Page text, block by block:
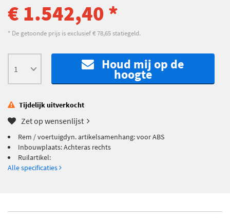
€ 1.542,40 *
* De getoonde prijs is exclusief € 78,65 statiegeld.
Houd mij op de
hoogte
Tijdelijk uitverkocht
Zet op wensenlijst
Rem / voertuigdyn. artikelsamenhang: voor ABS
Inbouwplaats: Achteras rechts
Ruilartikel:
Alle specificaties